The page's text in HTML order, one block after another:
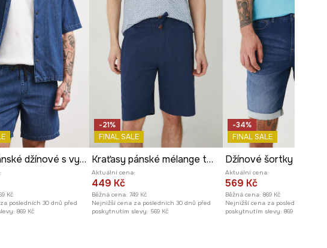
Šortky pánské džínové s vybledlým efektem
Kč
posledních 30 dnů před
869 Kč
-21%
FINAL SALE
Kraťasy pánské mélange tmavomodrá barva
Aktuální cena:
449 Kč
Běžná cena: 749 Kč
Nejnižší cena za posledních 30 dnů před
poskytnutím slevy: 569 Kč
-34%
FINAL SALE
Aktuální cena:
569 Kč
Běžná cena: 869 Kč
Nejnižší cena za posledních 30
poskytnutím slevy: 869 Kč